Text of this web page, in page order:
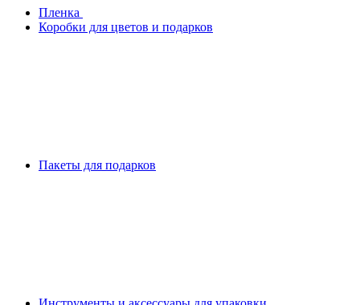
Плeнка
Коробки для цветов и подарков
Пакеты для подарков